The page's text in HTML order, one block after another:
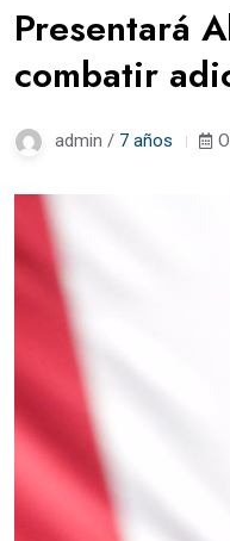
Presentará
combatir
admin / 7 años